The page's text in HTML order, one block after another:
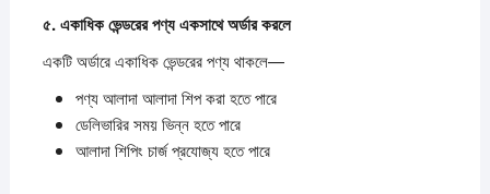
৫.একাধিকভেন্ডরেরপণ্যএকসাথেঅর্ডারকরলে
একটি অর্ডারে একাধিক ভেন্ডরের পণ্য থাকলে—
পণ্য আলাদা আলাদা শিপ করা হতে পারে
ডেলিভারির সময় ভিন্ন হতে পারে
আলাদা শিপিং চার্জ প্রযোজ্য হতে পারে